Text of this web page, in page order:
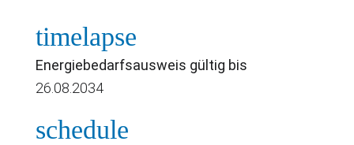
timelapse
Energiebedarfsausweis gültig bis
26.08.2034
schedule